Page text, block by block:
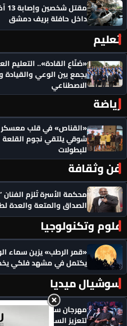
داخل حافلة بريف دمشق
تعليم
«صُنّاع القادة».. التعليم
يجمع بين الوعي والقيادة
الاصطناعي
رياضة
«القناص» في قلب معسكر
شوقي يلتقي نجوم القلعة
للبطولات
فن وثقافة
محكمة الأسرة تُلزم
الصداق والمتعة والعدة
علوم وتكنولوجيا
«قمر الرطب» يزين سماء
يكتمل في مشهد فلكي
سوشيال ميديا
مهرجان سيمفوني للفنون
لتعزيز السلام